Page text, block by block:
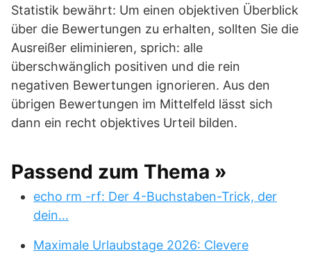
Statistik bewährt: Um einen objektiven Überblick
über die Bewertungen zu erhalten, sollten Sie die
Ausreißer eliminieren, sprich: alle
überschwänglich positiven und die rein
negativen Bewertungen ignorieren. Aus den
übrigen Bewertungen im Mittelfeld lässt sich
dann ein recht objektives Urteil bilden.
Passend zum Thema »
echo rm -rf: Der 4-Buchstaben-Trick, der
dein…
Maximale Urlaubstage 2026: Clevere